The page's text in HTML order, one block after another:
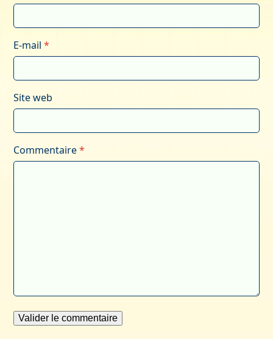
E-mail*
Site web
Commentaire*